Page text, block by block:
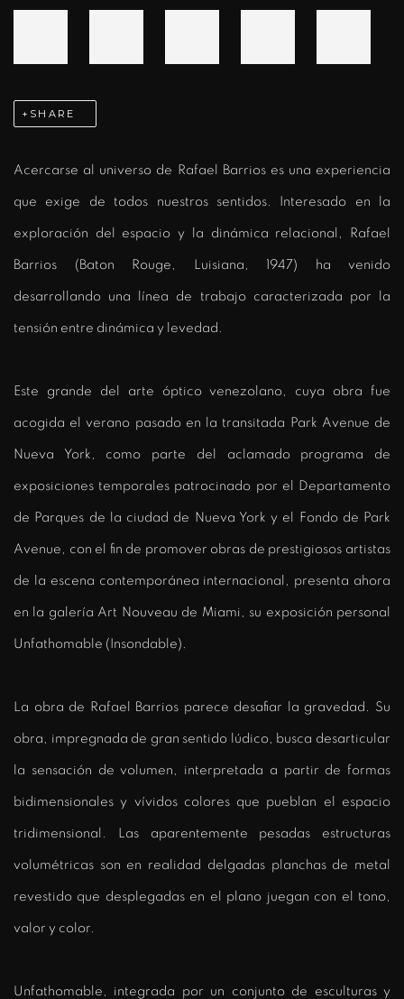
SHARE
Acercarse al universo de Rafael Barrios es una experiencia
que exige de todos nuestros sentidos. Interesado en la
exploración del espacio y la dinámica relacional, Rafael
Barrios (Baton Rouge, Luisiana, 1947) ha venido
desarrollando una línea de trabajo caracterizada por la
tensión entre dinámica y levedad.
Este grande del arte óptico venezolano, cuya obra fue
acogida el verano pasado en la transitada Park Avenue de
Nueva York, como parte del aclamado programa de
exposiciones temporales patrocinado por el Departamento
de Parques de la ciudad de Nueva York y el Fondo de Park
Avenue, con el fin de promover obras de prestigiosos artistas
de la escena contemporánea internacional, presenta ahora
en la galería Art Nouveau de Miami, su exposición personal
Unfathomable (Insondable).
La obra de Rafael Barrios parece desafiar la gravedad. Su
obra, impregnada de gran sentido lúdico, busca desarticular
la sensación de volumen, interpretada a partir de formas
bidimensionales y vívidos colores que pueblan el espacio
tridimensional. Las aparentemente pesadas estructuras
volumétricas son en realidad delgadas planchas de metal
revestido que desplegadas en el plano juegan con el tono,
valor y color.
Unfathomable, integrada por un conjunto de esculturas y